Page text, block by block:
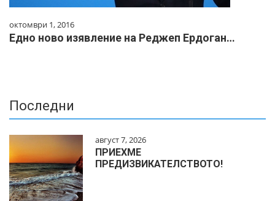
октомври 1, 2016
Едно ново изявление на Реджеп Ердоган…
Последни
август 7, 2026
ПРИЕХМЕ
ПРЕДИЗВИКАТЕЛСТВОТО!